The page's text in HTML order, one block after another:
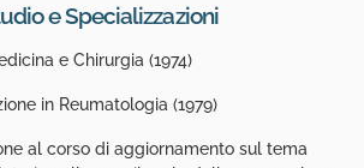
e Specializzazioni
e Chirurgia (1974)
in Reumatologia (1979)
al corso di aggiornamento sul tema